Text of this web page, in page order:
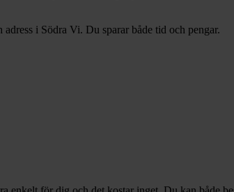
i Södra Vi. Du sparar både tid och pengar.